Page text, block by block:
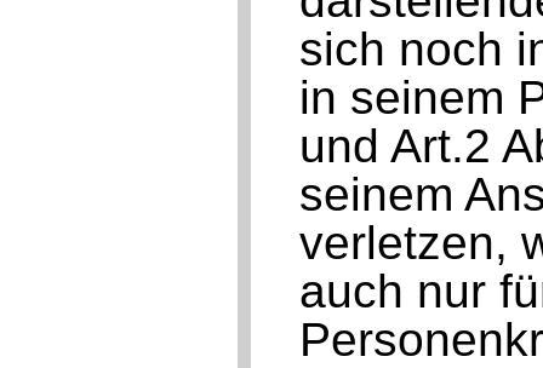
sich noch
in seinem
und Art.2
seinem
verletzen,
auch nur